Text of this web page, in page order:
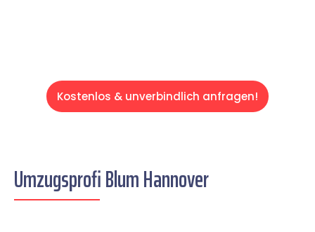
Kostenlos & unverbindlich anfragen!
Umzugsprofi Blum Hannover